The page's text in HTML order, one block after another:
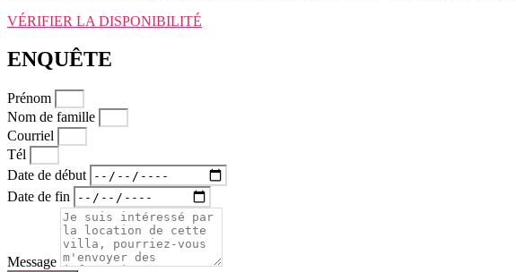
VÉRIFIER LA DISPONIBILITÉ
ENQUÊTE
Prénom
Nom de famille
Courriel
Tél
Date de début
Date de fin
Message